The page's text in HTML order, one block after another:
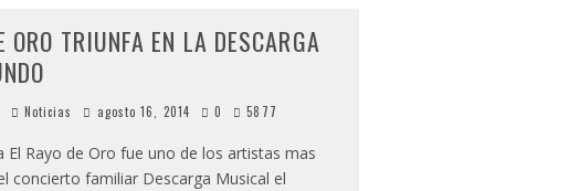
ORO TRIUNFA EN LA DESCARGA
Noticias agosto 16, 2014 0 5877
El Rayo de Oro fue uno de los artistas mas
concierto familiar Descarga Musical el